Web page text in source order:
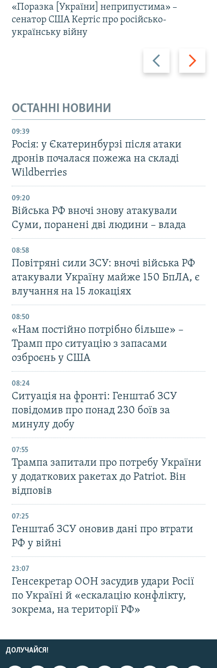
Назад Вперед
«Поразка [України] неприпустима» –
сенатор США Кертіс про російсько-
українську війну
ОСТАННІ НОВИНИ
09:39
Росія: у Єкатеринбурзі після атаки
дронів почалася пожежа на складі
Wildberries
09:20
Війська РФ вночі знову атакували
Суми, поранені дві людини – влада
08:58
Повітряні сили ЗСУ: вночі війська РФ
атакували Україну майже 150 БпЛА, є
влучання на 15 локаціях
08:50
«Нам постійно потрібно більше» –
Трамп про ситуацію з запасами
озброєнь у США
08:24
Ситуація на фронті: Генштаб ЗСУ
повідомив про понад 230 боїв за
минулу добу
07:55
Трампа запитали про потребу України
у додаткових ракетах до Patriot. Він
відповів
07:25
Генштаб ЗСУ оновив дані про втрати
РФ у війні
23:07
Генсекретар ООН засудив удари Росії
по Україні й «ескалацію конфлікту,
зокрема, на території РФ»
ДОЛУЧАЙСЯ!